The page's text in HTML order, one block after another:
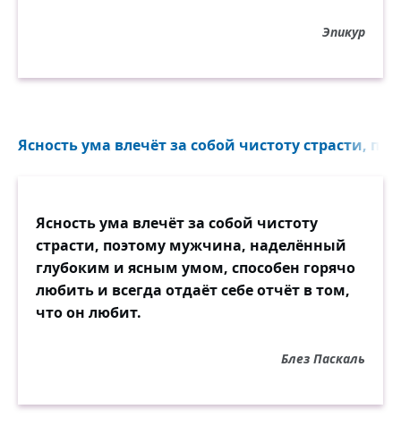
Эпикур
Ясность ума влечёт за собой чистоту страсти,
Ясность ума влечёт за собой чистоту
страсти, поэтому мужчина, наделённый
глубоким и ясным умом, способен горячо
любить и всегда отдаёт себе отчёт в том,
что он любит.
Блез Паскаль